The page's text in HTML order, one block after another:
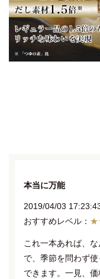
本当に万能
2019/04/03
これ一本あれば、
で、季節を問わず
できます。一見、